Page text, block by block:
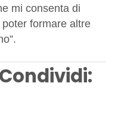
mi consenta di
formare altre